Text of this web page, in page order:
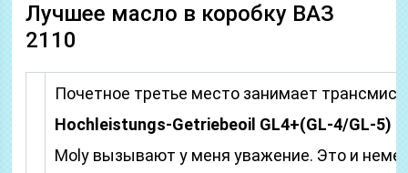
Лучшее масло в коробку ВАЗ
2110
Почетное третье место занимает
Hochleistungs-Getriebeoil GL4+(GL-4/GL-5)
Moly вызывают у меня уважение. Это и